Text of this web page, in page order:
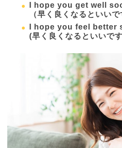
I hope you get well
（早く良くなるといいで
I hope you feel better
(早く良くなるといいで